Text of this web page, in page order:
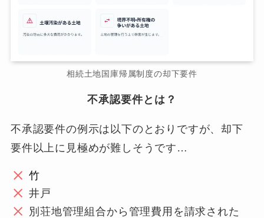
相続土地国庫帰属制度の却下要件
不承認要件とは？
不承認要件の例示は以下のとおりですが、却下
要件以上に見極めが難しそうです…
竹
井戸
別荘地管理組合から管理費用を請求された